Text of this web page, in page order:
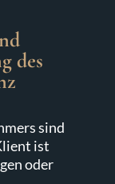
des
sind
ist
oder